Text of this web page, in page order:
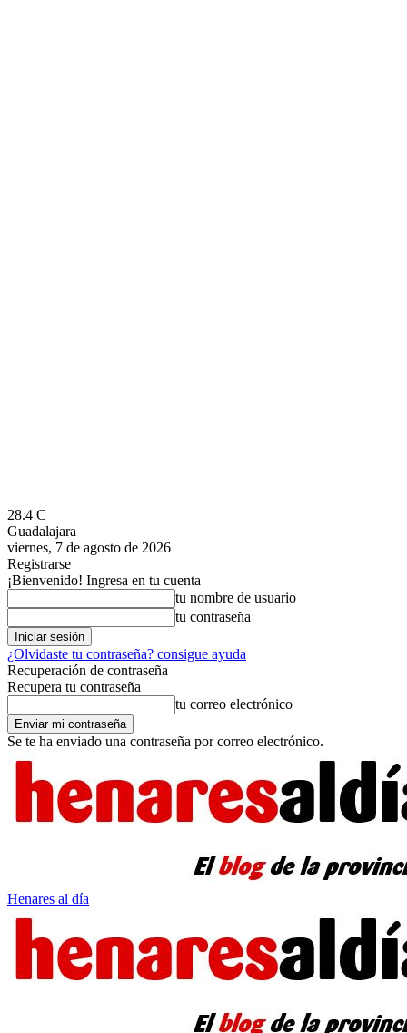
28.4 C
Guadalajara
viernes, 7 de agosto de 2026
Registrarse
¡Bienvenido! Ingresa en tu cuenta
tu nombre de usuario
tu contraseña
¿Olvidaste tu contraseña? consigue ayuda
Recuperación de contraseña
Recupera tu contraseña
tu correo electrónico
Se te ha enviado una contraseña por correo electrónico.
Henares al día